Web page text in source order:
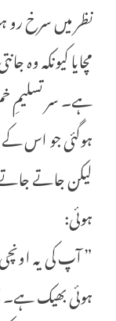
نظر میں سرخ رو
مچایا کیونکہ وہ
ہے۔ سر تسلیمِ
ہوگئی جو اس
لیکن جاتے
ہوئی:
” آپ کی یہ
ہوئی بھیک